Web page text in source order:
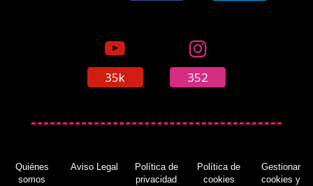
35k 352
Quiénes
somos
Aviso Legal
Política de
privacidad
Política de
cookies
Gestionar
cookies y